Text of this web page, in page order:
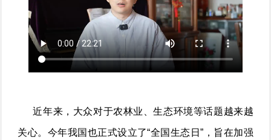
近年来，大众对于农林业、生态环境等话题越来越
关心。今年我国也正式设立了“全国生态日”，旨在加强